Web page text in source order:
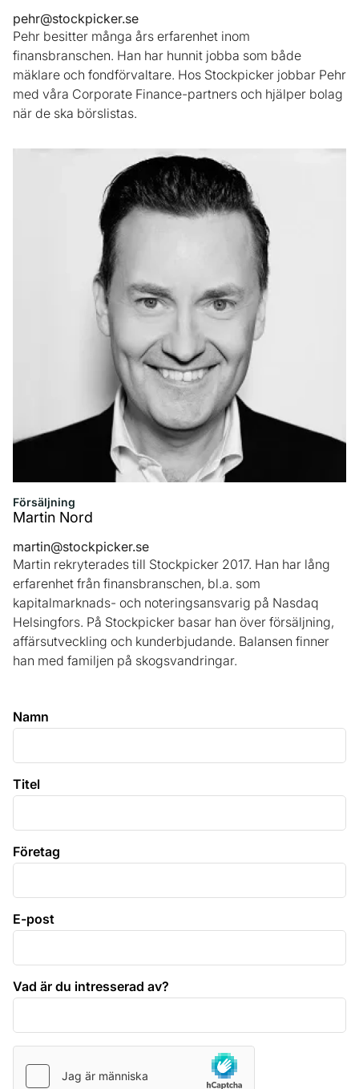
pehr@stockpicker.se
Pehr besitter många års erfarenhet inom
finansbranschen. Han har hunnit jobba som både
mäklare och fondförvaltare. Hos Stockpicker jobbar Pehr
med våra Corporate Finance-partners och hjälper bolag
när de ska börslistas.
Försäljning
Martin Nord
martin@stockpicker.se
Martin rekryterades till Stockpicker 2017. Han har lång
erfarenhet från finansbranschen, bl.a. som
kapitalmarknads- och noteringsansvarig på Nasdaq
Helsingfors. På Stockpicker basar han över försäljning,
affärsutveckling och kunderbjudande. Balansen finner
han med familjen på skogsvandringar.
Namn
Titel
Företag
E-post
Vad är du intresserad av?